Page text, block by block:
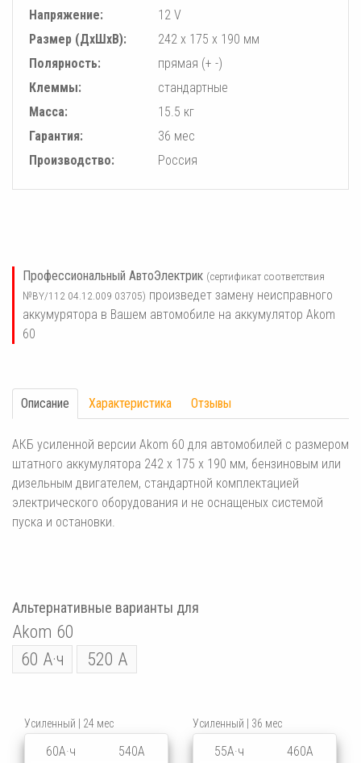
Напряжение:
12 V
Pазмер (ДхШхВ):
242 x 175 x 190 мм
Полярность:
прямая (+ -)
Клеммы:
стандартные
Масса:
15.5 кг
Гарантия:
36 мес
Производство:
Россия
Профессиональный АвтоЭлектрик (сертификат соответствия
№BY/112 04.12.009 03705) произведет замену неисправного
аккумурятора в Вашем автомобиле на аккумулятор Akom
60
Описание Характеристика Отзывы
АКБ усиленной версии Akom 60 для автомобилей с размером
штатного аккумулятора 242 x 175 x 190 мм, бензиновым или
дизельным двигателем, стандартной комплектацией
электрического оборудования и не оснащеных системой
пуска и остановки.
Альтернативные варианты для
Akom 60
60 А·ч
520 А
Усиленный | 24 мес
60А·ч 540А
Усиленный | 36 мес
55А·ч 460А